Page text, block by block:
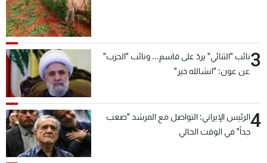
3نائب "الثنائي" يردّ على قاسم... ونائب "الحزب"
عن عون: "انشالله خير"
4الرئيس الإيراني: التواصل مع المرشد "صعب
جداً" في الوقت الحالي